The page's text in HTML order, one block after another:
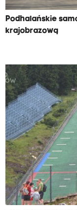
Podhalańskie
krajobrazową